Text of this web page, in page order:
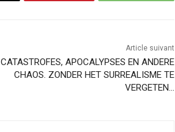
Article suivant
CATASTROFES, APOCALYPSES EN ANDERE
CHAOS. ZONDER HET SURREALISME TE
VERGETEN…